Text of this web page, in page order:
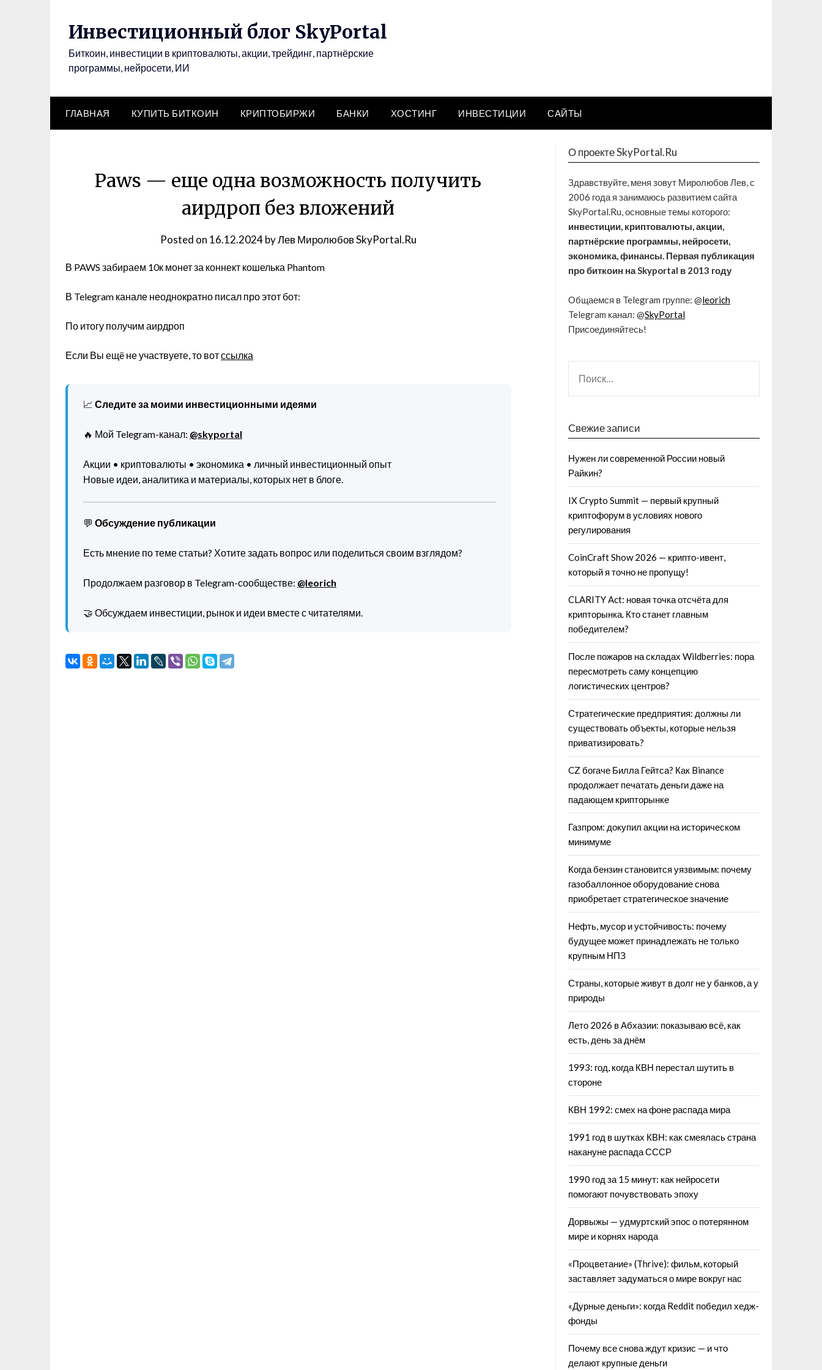
Инвестиционный блог SkyPortal
Биткоин, инвестиции в криптовалюты, акции, трейдинг, партнёрские
программы, нейросети, ИИ
ГЛАВНАЯ КУПИТЬ БИТКОИН КРИПТОБИРЖИ БАНКИ ХОСТИНГ ИНВЕСТИЦИИ САЙТЫ
Paws — еще одна возможность получить
аирдроп без вложений
Posted on 16.12.2024byЛев Миролюбов SkyPortal.Ru
В PAWS забираем 10к монет за коннект кошелька Phantom
В Telegram канале неоднократно писал про этот бот:
По итогу получим аирдроп
Если Вы ещë не участвуете, то вотссылка
📈 Следите за моими инвестиционными идеями
🔥 Мой Telegram-канал: @skyportal
Акции • криптовалюты • экономика • личный инвестиционный опыт
Новые идеи, аналитика и материалы, которых нет в блоге.
💬 Обсуждение публикации
Есть мнение по теме статьи? Хотите задать вопрос или поделиться своим взглядом?
Продолжаем разговор в Telegram-сообществе: @leorich
🤝 Обсуждаем инвестиции, рынок и идеи вместе с читателями.
О проекте SkyPortal.Ru
Здравствуйте, меня зовут Миролюбов Лев, с
2006 года я занимаюсь развитием сайта
SkyPortal.Ru, основные темы которого:
инвестиции, криптовалюты, акции,
партнёрские программы, нейросети,
экономика, финансы. Первая публикация
про биткоин на Skyportal в 2013 году
Общаемся в Telegram группе: @leorich
Telegram канал: @SkyPortal
Присоединяйтесь!
Свежие записи
Нужен ли современной России новый
Райкин?
IX Crypto Summit — первый крупный
криптофорум в условиях нового
регулирования
CoinCraft Show 2026 — крипто-ивент,
который я точно не пропущу!
CLARITY Act: новая точка отсчёта для
крипторынка. Кто станет главным
победителем?
После пожаров на складах Wildberries: пора
пересмотреть саму концепцию
логистических центров?
Стратегические предприятия: должны ли
существовать объекты, которые нельзя
приватизировать?
CZ богаче Билла Гейтса? Как Binance
продолжает печатать деньги даже на
падающем крипторынке
Газпром: докупил акции на историческом
минимуме
Когда бензин становится уязвимым: почему
газобаллонное оборудование снова
приобретает стратегическое значение
Нефть, мусор и устойчивость: почему
будущее может принадлежать не только
крупным НПЗ
Страны, которые живут в долг не у банков, а у
природы
Лето 2026 в Абхазии: показываю всё, как
есть, день за днём
1993: год, когда КВН перестал шутить в
стороне
КВН 1992: смех на фоне распада мира
1991 год в шутках КВН: как смеялась страна
накануне распада СССР
1990 год за 15 минут: как нейросети
помогают почувствовать эпоху
Дорвыжы — удмуртский эпос о потерянном
мире и корнях народа
«Процветание» (Thrive): фильм, который
заставляет задуматься о мире вокруг нас
«Дурные деньги»: когда Reddit победил хедж-
фонды
Почему все снова ждут кризис — и что
делают крупные деньги